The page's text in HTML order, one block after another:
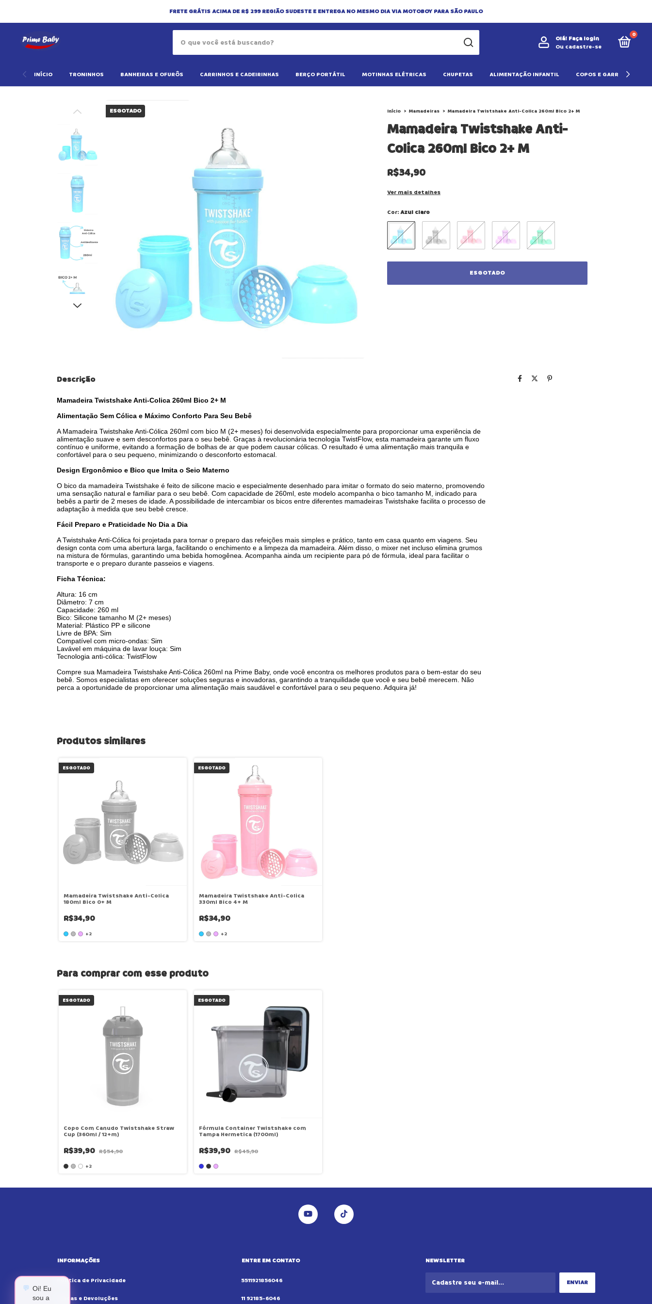
FRETE GRÁTIS ACIMA DE R$ 299 REGIÃO SUDESTE E ENTREGA NO MESMO DIA VIA MOTOBOY PARA SÃO PAULO
Olá! Faça login
Ou cadastre-se
0
INÍCIO TRONINHOS BANHEIRAS E OFURÔS CARRINHOS E CADEIRINHAS BERÇO PORTÁTIL MOTINHAS ELÉTRICAS CHUPETAS ALIMENTAÇÃO INFANTIL COPOS E GARRAFAS
ESGOTADO Início > Mamadeiras > Mamadeira Twistshake Anti-Colica 260ml Bico 2+ M
Mamadeira Twistshake Anti-
Colica 260ml Bico 2+ M
R$34,90
Ver mais detalhes
Cor:Azul claro
Descrição
Mamadeira Twistshake Anti-Colica 260ml Bico 2+ M
Alimentação Sem Cólica e Máximo Conforto Para Seu Bebê
A Mamadeira Twistshake Anti-Cólica 260ml com bico M (2+ meses) foi desenvolvida especialmente para proporcionar uma experiência de
alimentação suave e sem desconfortos para o seu bebê. Graças à revolucionária tecnologia TwistFlow, esta mamadeira garante um fluxo
contínuo e uniforme, evitando a formação de bolhas de ar que podem causar cólicas. O resultado é uma alimentação mais tranquila e
confortável para o seu pequeno, minimizando o desconforto estomacal.
Design Ergonômico e Bico que Imita o Seio Materno
O bico da mamadeira Twistshake é feito de silicone macio e especialmente desenhado para imitar o formato do seio materno, promovendo
uma sensação natural e familiar para o seu bebê. Com capacidade de 260ml, este modelo acompanha o bico tamanho M, indicado para
bebês a partir de 2 meses de idade. A possibilidade de intercambiar os bicos entre diferentes mamadeiras Twistshake facilita o processo de
adaptação à medida que seu bebê cresce.
Fácil Preparo e Praticidade No Dia a Dia
A Twistshake Anti-Cólica foi projetada para tornar o preparo das refeições mais simples e prático, tanto em casa quanto em viagens. Seu
design conta com uma abertura larga, facilitando o enchimento e a limpeza da mamadeira. Além disso, o mixer net incluso elimina grumos
na mistura de fórmulas, garantindo uma bebida homogênea. Acompanha ainda um recipiente para pó de fórmula, ideal para facilitar o
transporte e o preparo durante passeios e viagens.
Ficha Técnica:
Altura: 16 cm
Diâmetro: 7 cm
Capacidade: 260 ml
Bico: Silicone tamanho M (2+ meses)
Material: Plástico PP e silicone
Livre de BPA: Sim
Compatível com micro-ondas: Sim
Lavável em máquina de lavar louça: Sim
Tecnologia anti-cólica: TwistFlow
Compre sua Mamadeira Twistshake Anti-Cólica 260ml na Prime Baby, onde você encontra os melhores produtos para o bem-estar do seu
bebê. Somos especialistas em oferecer soluções seguras e inovadoras, garantindo a tranquilidade que você e seu bebê merecem. Não
perca a oportunidade de proporcionar uma alimentação mais saudável e confortável para o seu pequeno. Adquira já!
Produtos similares
ESGOTADO
Mamadeira Twistshake Anti-Colica
180ml Bico 0+ M
R$34,90
+2
ESGOTADO
Mamadeira Twistshake Anti-Colica
330ml Bico 4+ M
R$34,90
+2
Para comprar com esse produto
ESGOTADO
Copo Com Canudo Twistshake Straw
Cup (360ml / 12+m)
R$39,90 R$54,90
+2
ESGOTADO
Fórmula Container Twistshake com
Tampa Hermetica (1700ml)
R$39,90 R$45,90
INFORMAÇÕES
Politica de Privacidade
Trocas e Devoluções
ENTRE EM CONTATO
5511921856046
11 92185-6046
NEWSLETTER
💬 Oi! Eu
sou a